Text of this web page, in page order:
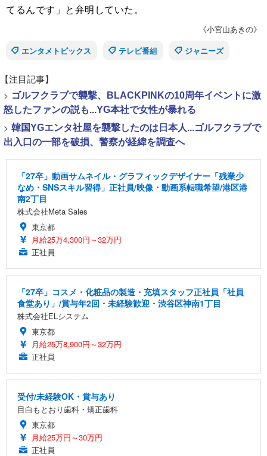
てるんです」と弁明していた。
《小宮山あきの》
エンタメトピックス
テレビ番組 ジャニーズ
【注目記事】
> ゴルフクラブで襲撃、BLACKPINKの10周年イベントに激
怒したファンの説も...YG本社で女性が暴れる
> 韓国YGエンタ社屋を襲撃したのは日本人...ゴルフクラブで
出入口の一部を破損、警察が経緯を調査へ
「27卒」動画サムネイル・グラフィックデザイナー「残業少
なめ・SNSスキル習得」正社員/映像・動画系転職希望/港区港
南2丁目
株式会社Meta Sales
東京都
月給25万4,300円～32万円
正社員
「27卒」コスメ・化粧品の製造・充填スタッフ正社員「社員
食堂あり」/賞与年2回・未経験歓迎・渋谷区神南1丁目
株式会社ELシステム
東京都
月給25万8,900円～32万円
正社員
受付/未経験OK・賞与あり
目白もとおり歯科・矯正歯科
東京都
月給25万円～30万円
正社員